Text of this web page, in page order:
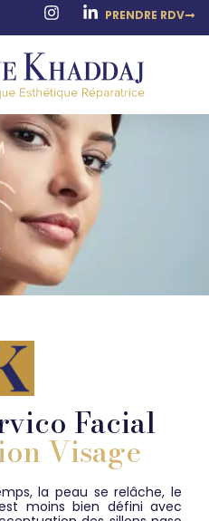
PRENDRE RDV
Facial
Visage
la peau se relâche, le
moins bien défini avec